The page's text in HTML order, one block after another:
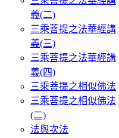
義(二)
三乘菩提之法華經講
義(三)
三乘菩提之法華經講
義(四)
三乘菩提之相似佛法
三乘菩提之相似佛法
(二)
法與次法